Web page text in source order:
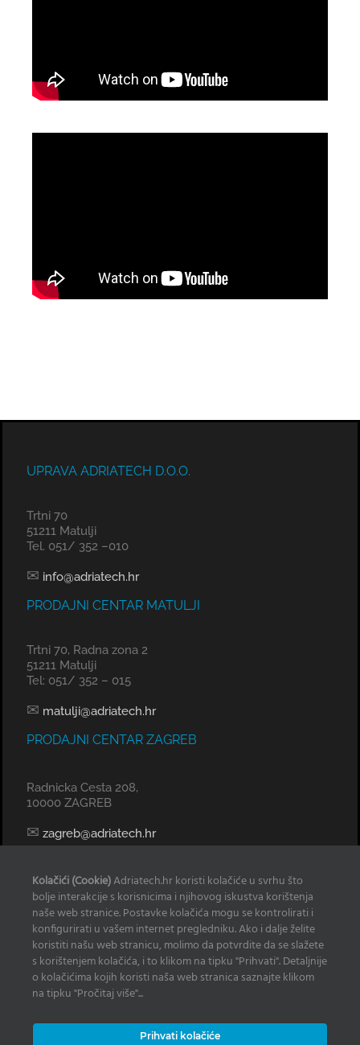
UPRAVA ADRIATECH D.O.O.
Trtni 70
51211 Matulji
Tel. 051/ 352 –010
✉ info@adriatech.hr
PRODAJNI CENTAR MATULJI
Trtni 70, Radna zona 2
51211 Matulji
Tel: 051/ 352 – 015
✉ matulji@adriatech.hr
PRODAJNI CENTAR ZAGREB
Radnicka Cesta 208,
10000 ZAGREB
✉ zagreb@adriatech.hr
Tel: 098 329 239
✉radan@adriatech.hr
INFO
Kolačići (Cookie)Adriatech.hr koristi kolačiće u svrhu što
bolje interakcije s korisnicima i njihovog iskustva korištenja
naše web stranice. Postavke kolačića mogu se kontrolirati i
konfigurirati u vašem internet pregledniku. Ako i dalje želite
koristiti našu web stranicu, molimo da potvrdite da se slažete
s korištenjem kolačića, i to klikom na tipku "Prihvati". Detaljnije
o kolačićima kojih koristi naša web stranica saznajte klikom
na tipku "Pročitaj više"...
Prihvati kolačiće